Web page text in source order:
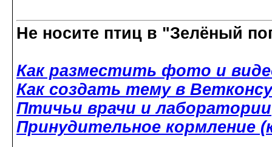
Не носите птиц в "Зелёный
Как разместить фото и
Как создать тему в
Птичьи врачи и лаборатории
Принудительное кормление